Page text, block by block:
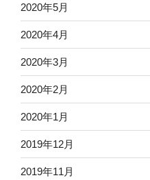
2020年5月
2020年4月
2020年3月
2020年2月
2020年1月
2019年12月
2019年11月